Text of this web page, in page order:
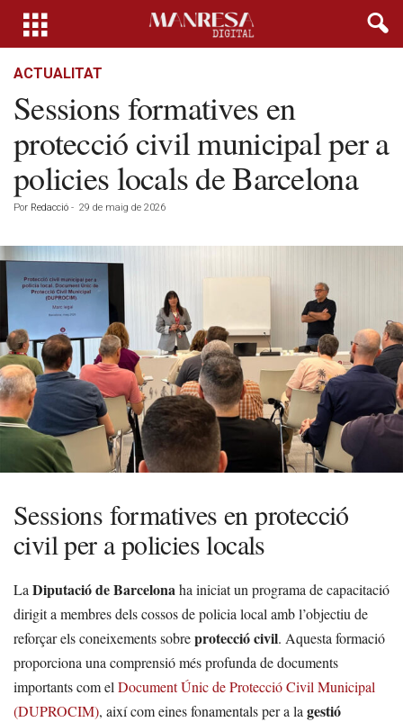
ACTUALITAT
Sessions formatives en
protecció civil municipal per a
policies locals de Barcelona
Por Redacció - 29 de maig de 2026
Sessions formatives en protecció
civil per a policies locals
La Diputació de Barcelonaha iniciat un programa de capacitació
dirigit a membres dels cossos de policia local amb l’objectiu de
reforçar els coneixements sobreprotecció civil. Aquesta formació
proporciona una comprensió més profunda de documents
importants com el Document Únic de Protecció Civil Municipal
(DUPROCIM), així com eines fonamentals per a la gestió